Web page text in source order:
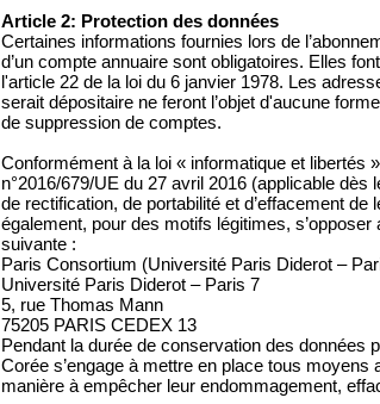
Article 2: Protection des données
Certaines informations fournies lors de
d’un compte annuaire sont obligatoires. Elles
l'article 22 de la loi du 6 janvier 1978. Les
serait dépositaire ne feront l’objet d'aucune
de suppression de comptes.
Conformément à la loi « informatique et libertés
n°2016/679/UE du 27 avril 2016 (applicable dès
de rectification, de portabilité et d’effacement
également, pour des motifs légitimes,
suivante :
Paris Consortium (Université Paris Diderot –
Université Paris Diderot – Paris 7
5, rue Thomas Mann
75205 PARIS CEDEX 13
Pendant la durée de conservation des données
Corée s’engage à mettre en place tous
manière à empêcher leur endommagement,